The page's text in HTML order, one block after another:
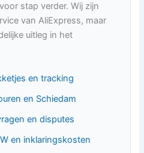
stap verder. Wij zijn
van AliExpress, maar
uitleg in het
en tracking
en Schiedam
en disputes
en inklaringskosten